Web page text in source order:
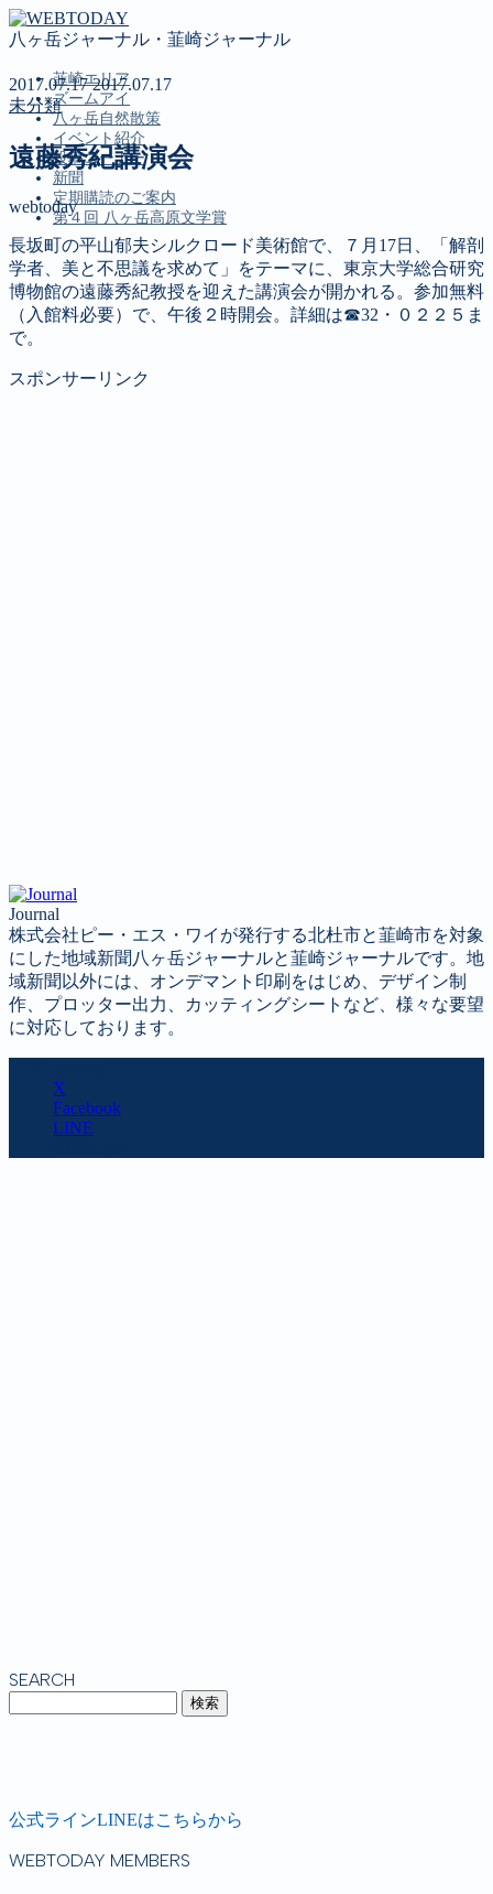
八ヶ岳ジャーナル・韮崎ジャーナル
韮崎エリア
ズームアイ
八ヶ岳自然散策
イベント紹介
投稿コーナー
新聞
定期購読のご案内
第４回 八ヶ岳高原文学賞
MENU
韮崎エリア
八ヶ岳自然散策
イベント紹介
2017.07.172017.07.17
未分類
遠藤秀紀講演会
webtoday
長坂町の平山郁夫シルクロード美術館で、７月17日、「解剖
学者、美と不思議を求めて」をテーマに、東京大学総合研究
博物館の遠藤秀紀教授を迎えた講演会が開かれる。参加無料
（入館料必要）で、午後２時開会。詳細は☎32・０２２５ま
で。
スポンサーリンク
Journal
株式会社ピー・エス・ワイが発行する北杜市と韮崎市を対象
にした地域新聞八ヶ岳ジャーナルと韮崎ジャーナルです。地
域新聞以外には、オンデマント印刷をはじめ、デザイン制
作、プロッター出力、カッティングシートなど、様々な要望
に対応しております。
X
Facebook
LINE
SEARCH
公式ラインLINEはこちらから
WEBTODAY MEMBERS